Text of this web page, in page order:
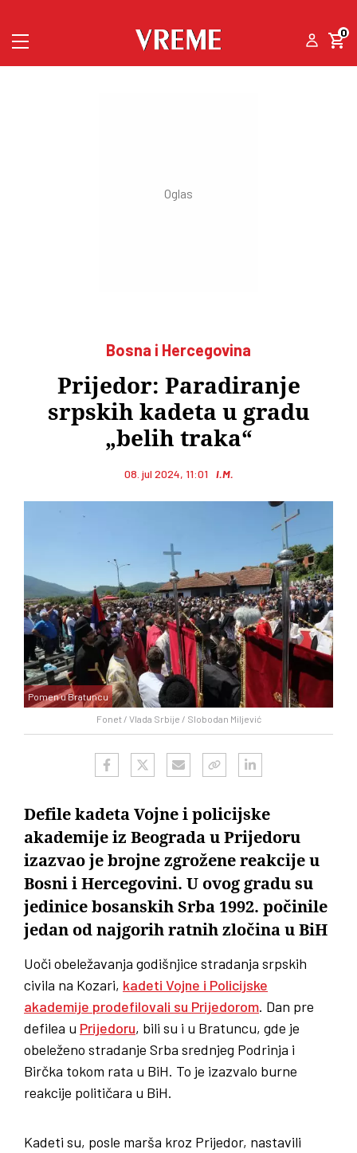
0
Bosna i Hercegovina
Prijedor: Paradiranje
srpskih kadeta u gradu
„belih traka“
08. jul 2024, 11:01 I.M.
Fonet / Vlada Srbije / Slobodan Miljević
Pomen u Bratuncu
Defile kadeta Vojne i policijske
akademije iz Beograda u Prijedoru
izazvao je brojne zgrožene reakcije u
Bosni i Hercegovini. U ovog gradu su
jedinice bosanskih Srba 1992. počinile
jedan od najgorih ratnih zločina u BiH
Uoči obeležavanja godišnjice stradanja srpskih
civila na Kozari, kadeti Vojne i Policijske
akademije prodefilovali su Prijedorom. Dan pre
defilea u Prijedoru, bili su i u Bratuncu, gde je
obeleženo stradanje Srba srednjeg Podrinja i
Birčka tokom rata u BiH. To je izazvalo burne
reakcije političara u BiH.
Kadeti su, posle marša kroz Prijedor, nastavili